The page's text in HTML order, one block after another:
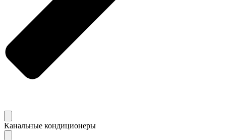
Канальные кондиционеры